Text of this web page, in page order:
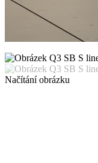
Načítání obrázku